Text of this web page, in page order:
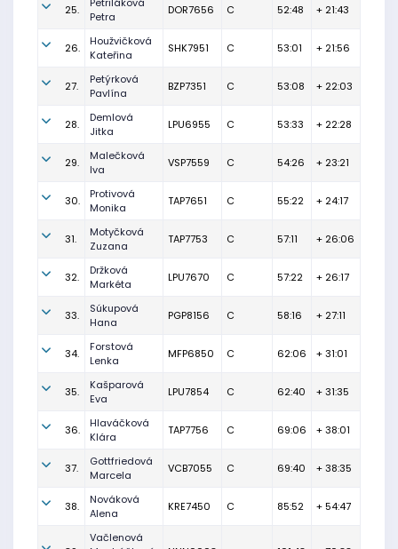
25.
Petra
DOR7656 C 52:48 + 21:43
26.
Houžvičková
Kateřina
SHK7951 C 53:01 + 21:56
27.
Petýrková
Pavlína
BZP7351 C 53:08 + 22:03
28.
Demlová
Jitka
LPU6955 C 53:33 + 22:28
29.
Malečková
Iva
VSP7559 C 54:26 + 23:21
30.
Protivová
Monika
TAP7651 C 55:22 + 24:17
31.
Motyčková
Zuzana
TAP7753 C 57:11 + 26:06
32.
Držková
Markéta
LPU7670 C 57:22 + 26:17
33.
Súkupová
Hana
PGP8156 C 58:16 + 27:11
34.
Forstová
Lenka
MFP6850 C 62:06 + 31:01
35.
Kašparová
Eva
LPU7854 C 62:40 + 31:35
36.
Hlaváčková
Klára
TAP7756 C 69:06 + 38:01
37.
Gottfriedová
Marcela
VCB7055 C 69:40 + 38:35
38.
Nováková
Alena
KRE7450 C 85:52 + 54:47
Vačlenová